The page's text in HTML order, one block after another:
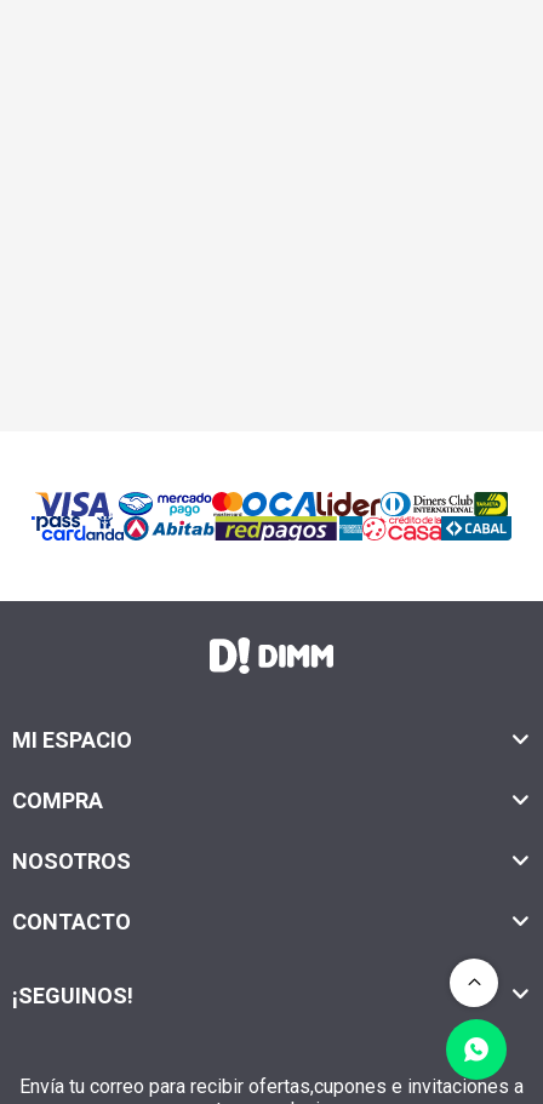
MI ESPACIO
COMPRA
NOSOTROS
CONTACTO
Envía tu correo para recibir ofertas,cupones e invitaciones a
¡SEGUINOS!